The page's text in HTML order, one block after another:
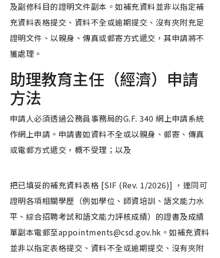
及副修科目的證明文件副本。如補充資料並非以指定補
充資料表格提交、資料不全或逾期提交、沒有夾附充足
證明文件、以親身、傳真或郵寄方式遞交，其申請將不
獲處理。
助理教育主任（經濟）申請
方法
申請人必須透過公務員事務局的G.F. 340 網上申請系統
作網上申請。申請書如資料不全或以親身、郵寄、傳真
或電郵方式遞交，概不受理；以及
把已填妥的補充資料表格 [SIF (Rev. 1/2026)] ，連同可
證明各項相關學歷（例如學位、師資培訓、語文能力水
平、綜合招聘考試和語文能力評核成績）的證書及成績
單副本電郵至appointments@csd.gov.hk。如補充資料
並非以指定表格提交、資料不全或逾期提交、沒有夾附